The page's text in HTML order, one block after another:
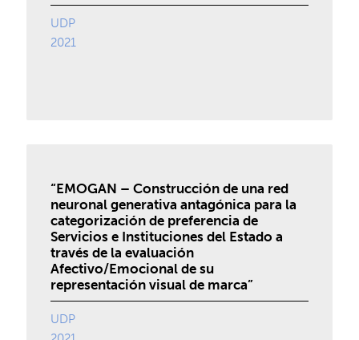
UDP
2021
“EMOGAN – Construcción de una red
neuronal generativa antagónica para la
categorización de preferencia de
Servicios e Instituciones del Estado a
través de la evaluación
Afectivo/Emocional de su
representación visual de marca”
UDP